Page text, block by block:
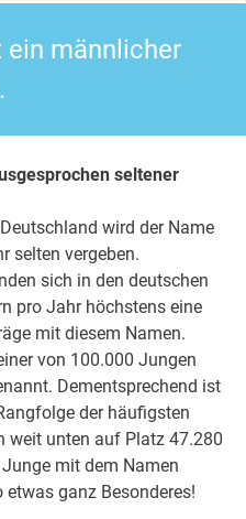
ein männlicher
seltener
wird der Name
selten vergeben.
sich in den deutschen
pro Jahr höchstens eine
mit diesem Namen.
von 100.000 Jungen
Dementsprechend ist
der häufigsten
weit unten auf Platz 47.280
mit dem Namen
etwas ganz Besonderes!